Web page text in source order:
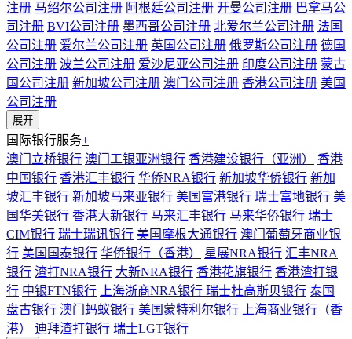
注册 马绍尔公司注册 阿根廷公司注册 开曼公司注册 巴拿马公
司注册 BVI公司注册 墨西哥公司注册 北爱尔兰公司注册 法国
公司注册 爱尔兰公司注册 英国公司注册 俄罗斯公司注册 德国
公司注册 波兰公司注册 爱沙尼亚公司注册 印度公司注册 蒙古
国公司注册 新加坡公司注册 澳门公司注册 香港公司注册 美国
公司注册
展开
国际银行服务+
澳门立桥银行 澳门工银亚洲银行 香港建设银行（亚洲）
香港
中国银行 香港汇丰银行 华侨NRA银行 新加坡华侨银行 新加
坡汇丰银行 新加坡马来亚银行 美国富港银行 瑞士富地银行 美
国华美银行 香港大新银行 马来汇丰银行 马来华侨银行 瑞士
CIM银行 瑞士瑞讯银行 美国摩根大通银行 澳门葡萄牙商业银
行 美国国泰银行 华侨银行（香港） 星展NRA银行 汇丰NRA
银行 渣打NRA银行 大新NRA银行 香港花旗银行 香港渣打银
行 中银FTN银行 上海浙商NRA银行 瑞士杜高斯贝银行 泰国
盘古银行 澳门蚂蚁银行 美国蒙特利尔银行
上海商业银行（香
港）
迪拜渣打银行 瑞士LGT银行